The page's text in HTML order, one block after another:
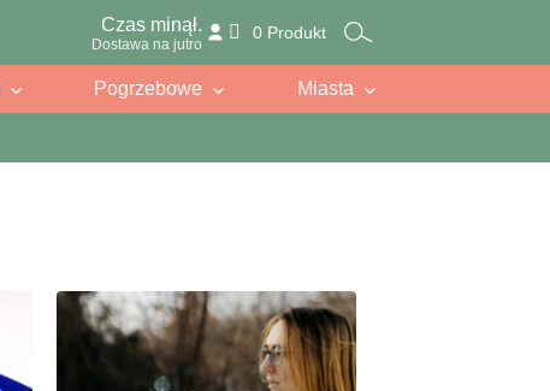
Czas minął.
Dostawa na jutro
0 Produkt
Pogrzebowe Miasta